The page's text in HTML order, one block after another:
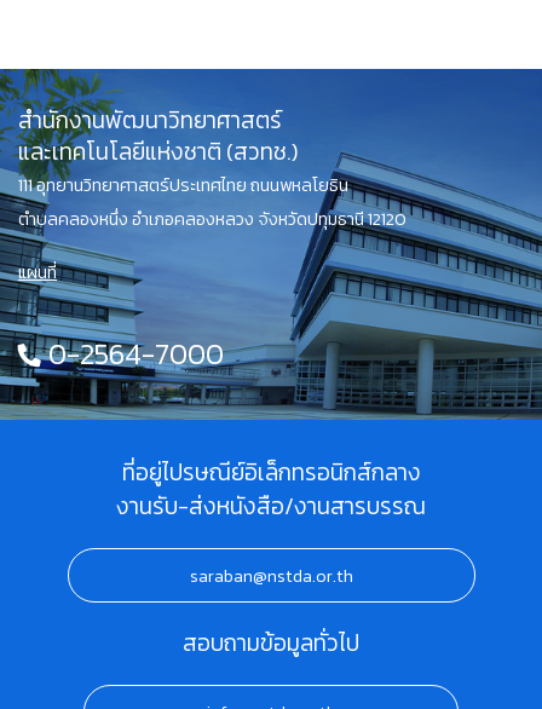
สำนักงานพัฒนาวิทยาศาสตร์
และเทคโนโลยีแห่งชาติ (สวทช.)
111 อุทยานวิทยาศาสตร์ประเทศไทย ถนนพหลโยธิน
ตำบลคลองหนึ่ง อำเภอคลองหลวง จังหวัดปทุมธานี 12120
แผนที่
0-2564-7000
ที่อยู่ไปรษณีย์อิเล็กทรอนิกส์กลาง
งานรับ-ส่งหนังสือ/งานสารบรรณ
saraban@nstda.or.th
สอบถามข้อมูลทั่วไป